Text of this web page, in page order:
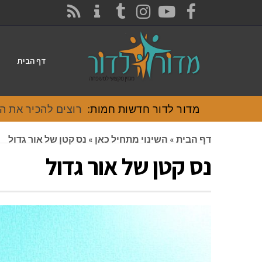
FACEBOOK
YOUTUBE
INSTAGRAM
TUMBLR
דף הבית
מדור לדור חדשות חמות: רוצים להכיר את
דף הבית » השינוי מתחיל כאן » נס קטן של אור גדול
נס קטן של אור גדול